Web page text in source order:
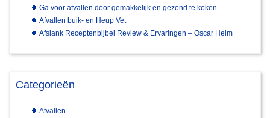
Ga voor afvallen door gemakkelijk en gezond te koken
Afvallen buik- en Heup Vet
Afslank Receptenbijbel Review & Ervaringen – Oscar Helm
Categorieën
Afvallen